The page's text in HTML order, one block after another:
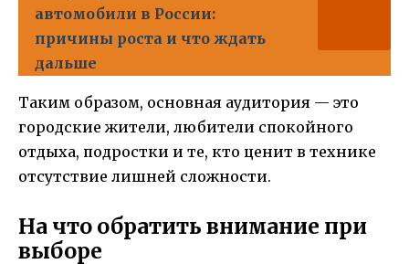
автомобили в России:
причины роста и что ждать
дальше
Таким образом, основная аудитория — это
городские жители, любители спокойного
отдыха, подростки и те, кто ценит в технике
отсутствие лишней сложности.
На что обратить внимание при
выборе